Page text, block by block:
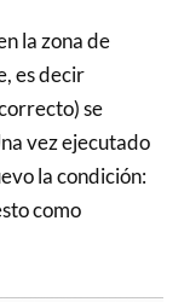
la zona de
es decir
se
vez ejecutado
la condición:
como